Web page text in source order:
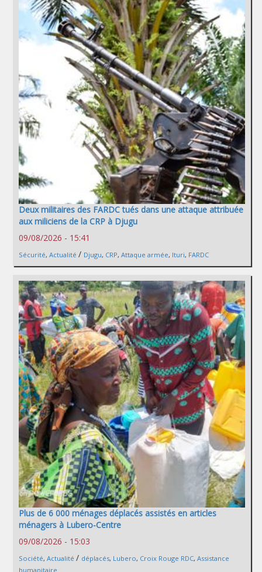
Deux militaires des FARDC tués dans une attaque attribuée
aux miliciens de la CRP à Djugu
09/08/2026 - 15:41
Sécurité, Actualité / Djugu, CRP, Attaque armée, Ituri, FARDC
Plus de 6 000 ménages déplacés assistés en articles
ménagers à Lubero-Centre
09/08/2026 - 15:03
Société, Actualité / déplacés, Lubero, Croix Rouge RDC, Assistance
humanitaire